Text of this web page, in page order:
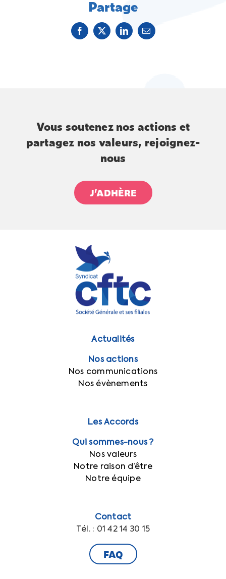
Partage
Facebook
X LinkedInEmail
Vous soutenez nos actions et
partagez nos valeurs, rejoignez-
nous
J’ADHÈRE
Actualités
Nos actions
Nos communications
Nos évènements
Les Accords
Qui sommes-nous ?
Nos valeurs
Notre raison d’être
Notre équipe
Contact
Tél. : 01 42 14 30 15
FAQ